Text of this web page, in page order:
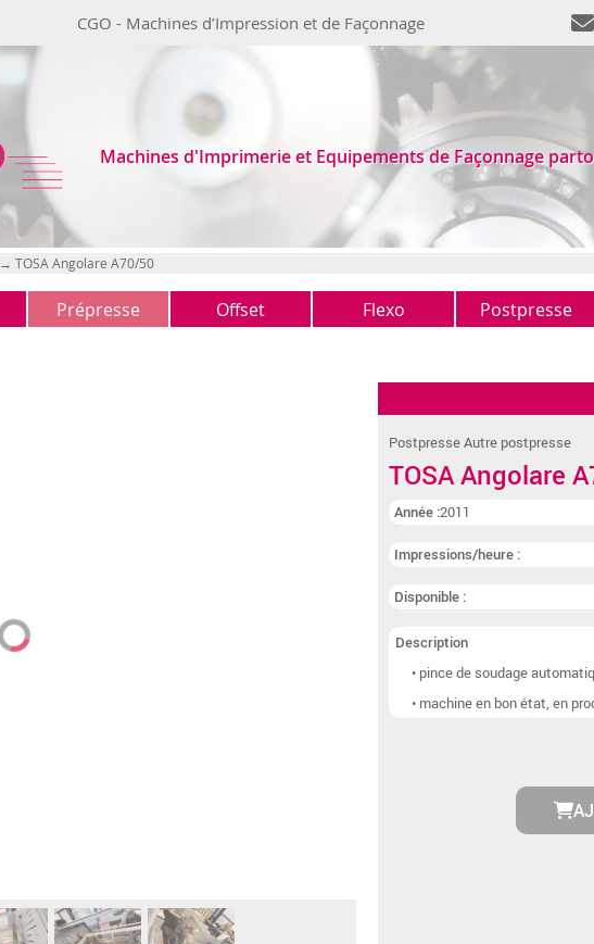
CGO - Machines d’Impression et de Façonnage
Machines d'Imprimerie et Equipements de Façonnage
→ TOSA Angolare A70/50
Prépresse Offset Flexo Postpresse
Plieuses (2)
Assembleuses (0)
Encarteuses
Lignes de brochage
Postpresse Autre postpresse
TOSA Angolare
Année :2011
Impressions/heure :
Disponible :
Description
• pince de soudage
• machine en bon état, en